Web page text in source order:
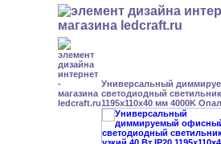
Универсальный
светодиодный светильник
1195x110x40 мм 4000K Опал